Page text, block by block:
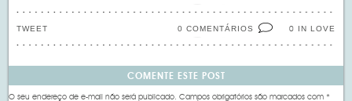
0 IN LOVE
0 COMENTÁRIOS
TWEET
COMENTE ESTE POST
O seu endereço de e-mail não será publicado. Campos obrigatórios são marcados com*